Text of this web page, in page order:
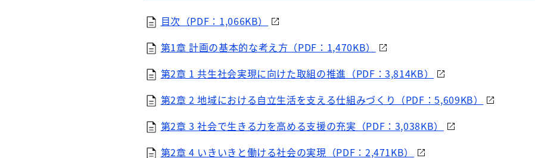
目次（PDF：1,066KB）
第1章 計画の基本的な考え方（PDF：1,470KB）
第2章 1 共生社会実現に向けた取組の推進（PDF：3,814KB）
第2章 2 地域における自立生活を支える仕組みづくり（PDF：5,609KB）
第2章 3 社会で生きる力を高める支援の充実（PDF：3,038KB）
第2章 4 いきいきと働ける社会の実現（PDF：2,471KB）